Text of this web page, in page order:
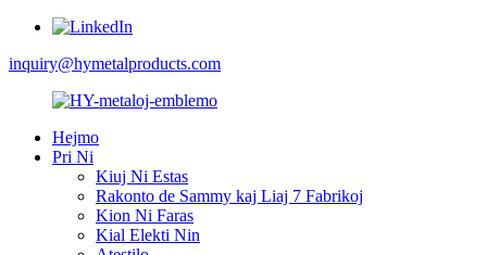
inquiry@hymetalproducts.com
Hejmo
Pri Ni
Kiuj Ni Estas
Rakonto de Sammy kaj Liaj 7 Fabrikoj
Kion Ni Faras
Kial Elekti Nin